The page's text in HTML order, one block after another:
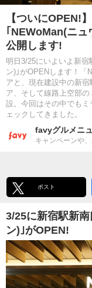
【ついにOPEN!
｢NEWoMan(ニュ
公開します!
明日3/25にいよいよ新
ン)｣がOPENします！「
アと、現在建設中の新
ア、そして線路上空部
設。今回はその中でも
ェックしてきました。
favyグルメニ
キャンペーンや
ポスト
3/25に新宿駅新
ン)｣がOPEN!